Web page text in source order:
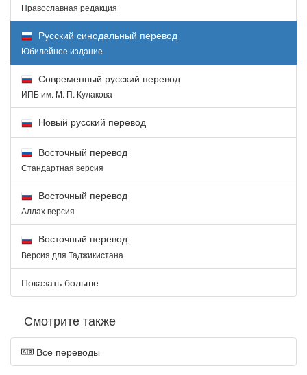
Православная редакция
Русский синодальный перевод
Юбилейное издание
Современный русский перевод
ИПБ им. М. П. Кулакова
Новый русский перевод
Восточный перевод
Стандартная версия
Восточный перевод
Аллах версия
Восточный перевод
Версия для Таджикистана
Показать больше
Смотрите также
Все переводы